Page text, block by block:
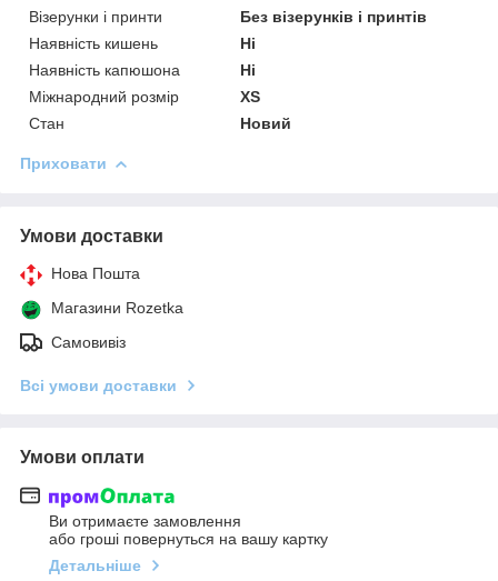
Візерунки і принти
Без візерунків і принтів
Наявність кишень
Ні
Наявність капюшона
Ні
Міжнародний розмір
XS
Стан
Новий
Приховати
Умови доставки
Нова Пошта
Магазини Rozetka
Самовивіз
Всі умови доставки
Умови оплати
Ви отримаєте замовлення
або гроші повернуться на вашу картку
Детальніше